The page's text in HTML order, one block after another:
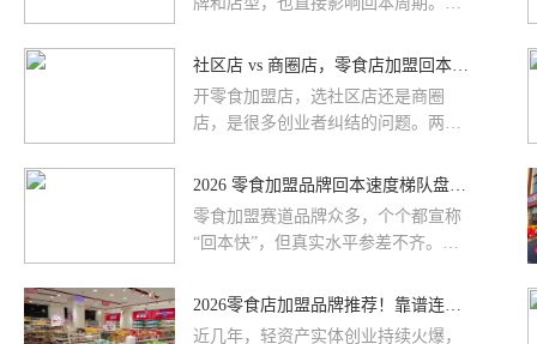
平，今天就按 10 万、15 万、20 万三
期和适合的品牌类型，帮你对号入
座。
社区店 vs 商圈店，零食店加盟回本周期差距到底有多大
开零食加盟店，选社区店还是商圈
店，是很多创业者纠结的问题。两者
辑也完全不同。今天就从投入、营
比，帮你选对适合自己的模型。
2026 零食加盟品牌回本速度梯队盘点：谁才是真正的回本快选手
零食加盟赛道品牌众多，个个都宣称
“回本快”，但真实水平参差不齐。今
牌按回本速度分成三个梯队，帮你看
2026零食店加盟品牌推荐！靠谱连锁品牌排行榜，回本周期一目了然
近几年，轻资产实体创业持续火爆，